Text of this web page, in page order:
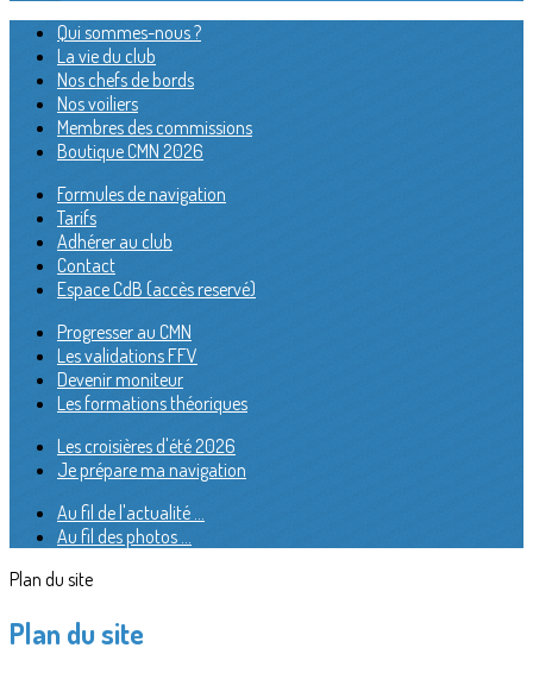
Qui sommes-nous ?
La vie du club
Nos chefs de bords
Nos voiliers
Membres des commissions
Boutique CMN 2026
Formules de navigation
Tarifs
Adhérer au club
Contact
Espace CdB (accès reservé)
Progresser au CMN
Les validations FFV
Devenir moniteur
Les formations théoriques
Les croisières d'été 2026
Je prépare ma navigation
Au fil de l'actualité ...
Au fil des photos ...
Plan du site
Plan du site